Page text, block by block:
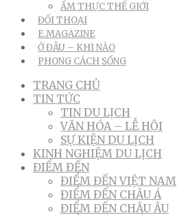
ẨM THỰC THẾ GIỚI
ĐỐI THOẠI
E.MAGAZINE
Ở ĐÂU – KHI NÀO
PHONG CÁCH SỐNG
TRANG CHỦ
TIN TỨC
TIN DU LỊCH
VĂN HÓA – LỄ HỘI
SỰ KIỆN DU LỊCH
KINH NGHIỆM DU LỊCH
ĐIỂM ĐẾN
ĐIỂM ĐẾN VIỆT NAM
ĐIỂM ĐẾN CHÂU Á
ĐIỂM ĐẾN CHÂU ÂU